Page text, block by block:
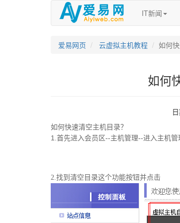
IT新闻
爱易网页 云虚拟主机教程 如何
如何
如何快速清空主机目录？
1.首先进入会员区--主机管理--进入主机管
2.找到清空目录这个功能按钮并点击